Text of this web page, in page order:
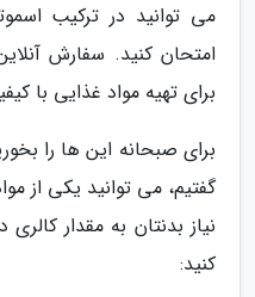
می توانید در ترکیب
امتحان کنید. سفارش
برای تهیه مواد غذایی با
برای صبحانه این ها را
گفتیم، می توانید یکی از
نیاز بدنتان به مقدار
کنید: